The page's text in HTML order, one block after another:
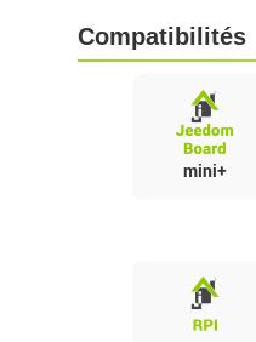
Compatibilités
mini+